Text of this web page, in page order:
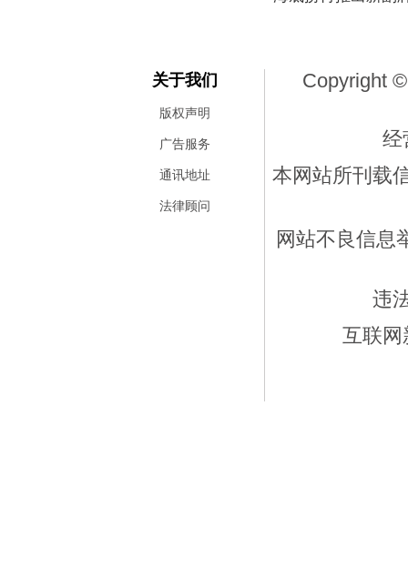
关于我们
版权声明
广告服务
通讯地址
法律顾问
Copyright
经
本网站所刊载
网站不良信息
违
互联网